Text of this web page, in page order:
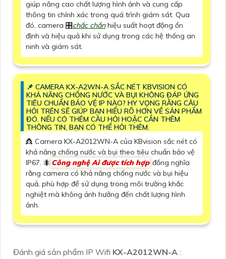
giúp nâng cao chất lượng hình ảnh và cung cấp
thông tin chính xác trong quá trình giám sát. Qua
đó, camera 🎛chắc chắnhiệu suất hoạt động ổn
định và hiệu quả khi sử dụng trong các hệ thống an
ninh và giám sát.
📌 CAMERA KX-A2WN-A SẮC NÉT KBVISION CÓ
KHẢ NĂNG CHỐNG NƯỚC VÀ BỤI KHÔNG ĐÁP ỨNG
TIÊU CHUẨN BẢO VỆ IP NÀO? HY VỌNG RẰNG CÂU
HỎI TRÊN SẼ GIÚP BẠN HIỂU RÕ HƠN VỀ SẢN PHẨM
ĐÓ. NẾU CÓ THÊM CÂU HỎI HOẶC CẦN THÊM
THÔNG TIN, BẠN CÓ THỂ HỎI THÊM.
👸 Camera KX-A2012WN-A của KBvision sắc nét có
khả năng chống nước và bụi theo tiêu chuẩn bảo vệ
IP67. 🐜 Công nghệ Ai được tích hợp đồng nghĩa
rằng camera có khả năng chống nước và bụi hiệu
quả, phù hợp để sử dụng trong môi trường khắc
nghiệt mà không ảnh hưởng đến chất lượng hình
ảnh.
Đánh giá sản phẩm IP Wifi KX-A2012WN-A :